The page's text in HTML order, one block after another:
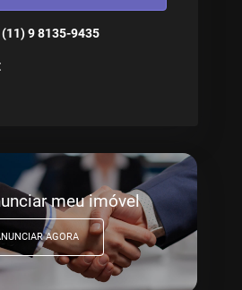
(11) 9 8135-9435
meu imóvel
AGORA